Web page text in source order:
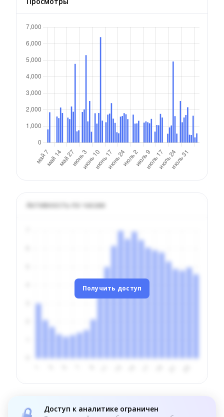
Активность по часам
Получить доступ
Доступ к аналитике ограничен